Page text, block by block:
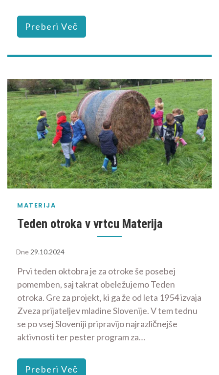
Preberi Več
MATERIJA
Teden otroka v vrtcu Materija
Dne 29.10.2024
Prvi teden oktobra je za otroke še posebej
pomemben, saj takrat obeležujemo Teden
otroka. Gre za projekt, ki ga že od leta 1954 izvaja
Zveza prijateljev mladine Slovenije. V tem tednu
se po vsej Sloveniji pripravijo najrazličnejše
aktivnosti ter pester program za…
Preberi Več